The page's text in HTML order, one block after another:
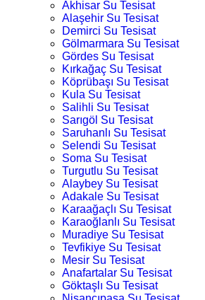
Akhisar Su Tesisat
Alaşehir Su Tesisat
Demirci Su Tesisat
Gölmarmara Su Tesisat
Gördes Su Tesisat
Kırkağaç Su Tesisat
Köprübaşı Su Tesisat
Kula Su Tesisat
Salihli Su Tesisat
Sarıgöl Su Tesisat
Saruhanlı Su Tesisat
Selendi Su Tesisat
Soma Su Tesisat
Turgutlu Su Tesisat
Alaybey Su Tesisat
Adakale Su Tesisat
Karaağaçlı Su Tesisat
Karaoğlanlı Su Tesisat
Muradiye Su Tesisat
Tevfikiye Su Tesisat
Mesir Su Tesisat
Anafartalar Su Tesisat
Göktaşlı Su Tesisat